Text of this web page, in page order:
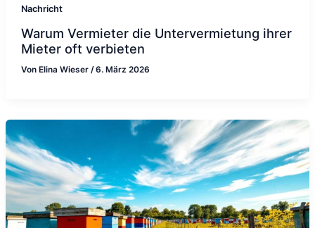
Nachricht
Warum Vermieter die Untervermietung ihrer
Mieter oft verbieten
Von Elina Wieser /6. März 2026